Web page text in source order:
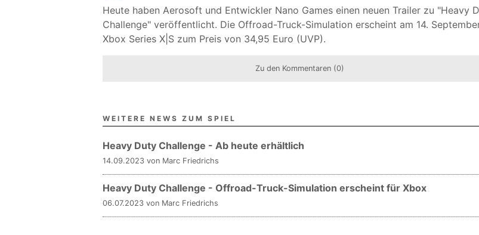
Heute haben Aerosoft und Entwickler Nano Games einen neuen Trailer zu "Heavy
Challenge" veröffentlicht. Die Offroad-Truck-Simulation erscheint am 14.
Xbox Series X|S zum Preis von 34,95 Euro (UVP).
Zu den Kommentaren (0)
WEITERE NEWS ZUM SPIEL
Heavy Duty Challenge - Ab heute erhältlich
14.09.2023 von Marc Friedrichs
Heavy Duty Challenge - Offroad-Truck-Simulation erscheint für Xbox
06.07.2023 von Marc Friedrichs